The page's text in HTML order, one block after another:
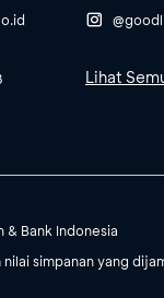
Lihat
& Bank Indonesia
simpanan yang